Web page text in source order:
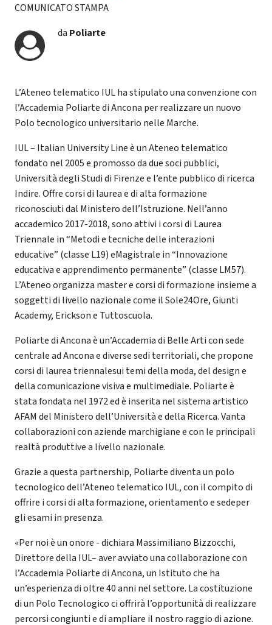
COMUNICATO STAMPA
da Poliarte
L’Ateneo telematico IUL ha stipulato una convenzione con
l’Accademia Poliarte di Ancona per realizzare un nuovo
Polo tecnologico universitario nelle Marche.
IUL – Italian University Line è un Ateneo telematico
fondato nel 2005 e promosso da due soci pubblici,
Università degli Studi di Firenze e l’ente pubblico di ricerca
Indire. Offre corsi di laurea e di alta formazione
riconosciuti dal Ministero dell’Istruzione. Nell’anno
accademico 2017-2018, sono attivi i corsi di Laurea
Triennale in “Metodi e tecniche delle interazioni
educative” (classe L19) eMagistrale in “Innovazione
educativa e apprendimento permanente” (classe LM57).
L’Ateneo organizza master e corsi di formazione insieme a
soggetti di livello nazionale come il Sole24Ore, Giunti
Academy, Erickson e Tuttoscuola.
Poliarte di Ancona è un’Accademia di Belle Arti con sede
centrale ad Ancona e diverse sedi territoriali, che propone
corsi di laurea triennalesui temi della moda, del design e
della comunicazione visiva e multimediale. Poliarte è
stata fondata nel 1972 ed è inserita nel sistema artistico
AFAM del Ministero dell’Università e della Ricerca. Vanta
collaborazioni con aziende marchigiane e con le principali
realtà produttive a livello nazionale.
Grazie a questa partnership, Poliarte diventa un polo
tecnologico dell’Ateneo telematico IUL, con il compito di
offrire i corsi di alta formazione, orientamento e sedeper
gli esami in presenza.
«Per noi è un onore - dichiara Massimiliano Bizzocchi,
Direttore della IUL– aver avviato una collaborazione con
l’Accademia Poliarte di Ancona, un Istituto che ha
un’esperienza di oltre 40 anni nel settore. La costituzione
di un Polo Tecnologico ci offrirà l’opportunità di realizzare
percorsi congiunti e di ampliare il nostro raggio di azione.